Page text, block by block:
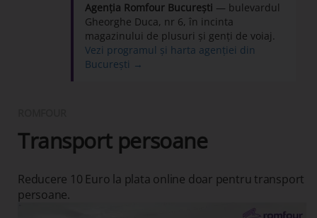
Agenția Romfour București — bulevardul
Gheorghe Duca, nr 6, în incinta
magazinului de plusuri și genți de voiaj.
Vezi programul și harta agenției din
București →
Transport persoane
Reducere 10 Euro la plata online doar pentru transport
persoane.